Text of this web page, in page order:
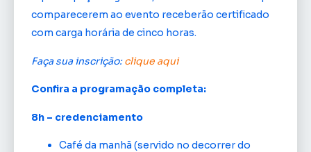
comparecerem ao evento receberão certificado
com carga horária de cinco horas.
Faça sua inscrição:clique aqui
Confira a programação completa:
8h – credenciamento
Café da manhã (servido no decorrer do